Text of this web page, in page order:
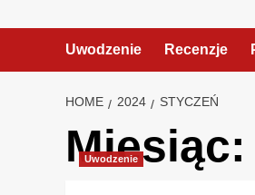
Uwodzenie Recenzje
HOME 2024 STYCZEŃ
Miesiąc:
Uwodzenie